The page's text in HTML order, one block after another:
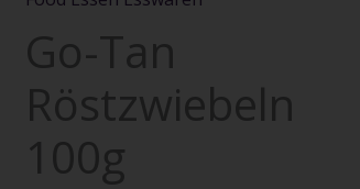
Go-Tan
Röstzwiebeln
100g
Menge